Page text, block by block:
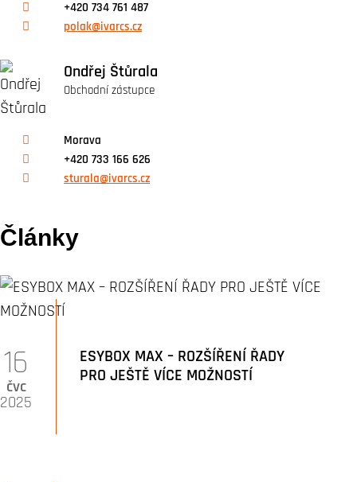
+420 734 761 487
polak@ivarcs.cz
Ondřej Štůrala
Obchodní zástupce
Morava
+420 733 166 626
sturala@ivarcs.cz
Články
ESYBOX MAX – ROZŠÍŘENÍ ŘADY
PRO JEŠTĚ VÍCE MOŽNOSTÍ
16
čvc
2025